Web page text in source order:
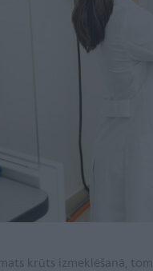
krūts izmeklēšanā,